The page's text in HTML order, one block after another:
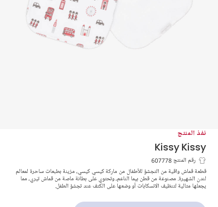
نفذ المنتج
Kissy Kissy
قماش موسلين أبيض مطبوع بلندن باللون
الأحمر
رقم المنتج 607778
قطعة قماش واقية من التجشؤ للأطفال من ماركة كيسي كيسي، مزينة بطبعات ساحرة لمعالم
لندن الشهيرة. مصنوعة من قطن بيما الناعم، وتحتوي على بطانة ماصة من قماش تيري، مما
يجعلها مثالية لتنظيف الانسكابات أو وضعها على الكتف عند تجشؤ الطفل.